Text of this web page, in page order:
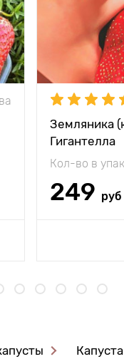
Земляника
Гигантелла
Кол-во в
249 руб